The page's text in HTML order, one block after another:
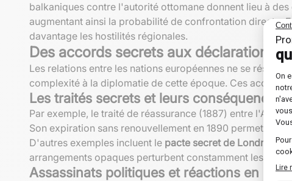
balkaniques contre l'autorité ottomane donnent lieu à
augmentant ainsi la probabilité de confrontation directe.
davantage les hostilités régionales.
Des accords secrets aux déclarations
Les relations entre les nations européennes ne se
complexité à la diplomatie de cette époque. Ces
Les traités secrets et leurs conséquences
Par exemple, le traité de réassurance (1887) entre
Son expiration sans renouvellement en 1890 permet
D'autres exemples incluent le pacte secret de Londres de
arrangements opaques perturbent constamment les
Assassinats politiques et réactions en